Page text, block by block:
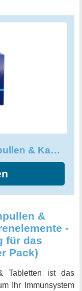
Kombination aus
insgesamt 30
mit wichtigen
dem wertvollen
sind Sie bestens
zu geben, die
und Energie zu
Orthomol vital f 30 Trinkampullen & Kapseln - Vitamin Komplex
&
-
für das
Pack)
Tabletten ist das
Ihr Immunsystem